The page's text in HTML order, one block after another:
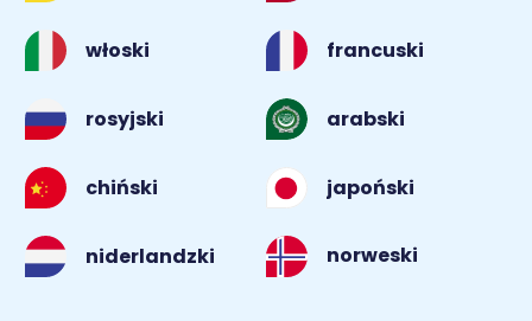
włoski francuski
rosyjski arabski
chiński japoński
niderlandzki norweski